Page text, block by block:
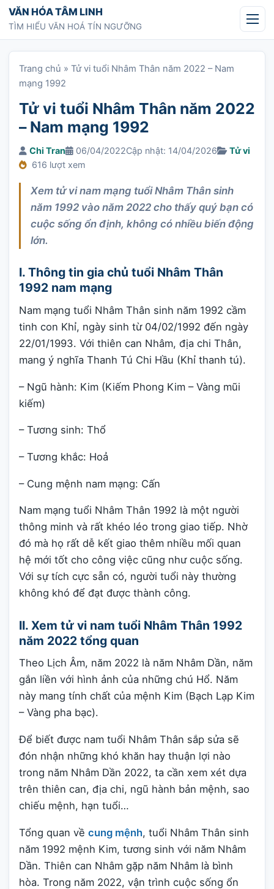
Chuyển tới nội dung
VĂN HÓA TÂM LINH
TÌM HIỂU VĂN HOÁ TÍN NGƯỠNG
Trang chủ » Tử vi tuổi Nhâm Thân năm 2022 – Nam
mạng 1992
Tử vi tuổi Nhâm Thân năm 2022
– Nam mạng 1992
Chi Tran 06/04/2022Cập nhật: 14/04/2026
Tử vi
616 lượt xem
Xem tử vi nam mạng tuổi Nhâm Thân sinh
năm 1992 vào năm 2022 cho thấy quý bạn có
cuộc sống ổn định, không có nhiều biến động
lớn.
I. Thông tin gia chủ tuổi Nhâm Thân
1992 nam mạng
Nam mạng tuổi Nhâm Thân sinh năm 1992 cầm
tinh con Khỉ, ngày sinh từ 04/02/1992 đến ngày
22/01/1993. Với thiên can Nhâm, địa chi Thân,
mang ý nghĩa Thanh Tú Chi Hầu (Khỉ thanh tú).
– Ngũ hành: Kim (Kiếm Phong Kim – Vàng mũi
kiếm)
– Tương sinh: Thổ
– Tương khắc: Hoả
– Cung mệnh nam mạng: Cấn
Nam mạng tuổi Nhâm Thân 1992 là một người
thông minh và rất khéo léo trong giao tiếp. Nhờ
đó mà họ rất dễ kết giao thêm nhiều mối quan
hệ mới tốt cho công việc cũng như cuộc sống.
Với sự tích cực sẵn có, người tuổi này thường
không khó để đạt được thành công.
II. Xem tử vi nam tuổi Nhâm Thân 1992
năm 2022 tổng quan
Theo Lịch Âm, năm 2022 là năm Nhâm Dần, năm
gắn liền với hình ảnh của những chú Hổ. Năm
này mang tính chất của mệnh Kim (Bạch Lạp Kim
– Vàng pha bạc).
Để biết được nam tuổi Nhâm Thân sắp sửa sẽ
đón nhận những khó khăn hay thuận lợi nào
trong năm Nhâm Dần 2022, ta cần xem xét dựa
trên thiên can, địa chi, ngũ hành bản mệnh, sao
chiếu mệnh, hạn tuổi…
Tổng quan về cung mệnh, tuổi Nhâm Thân sinh
năm 1992 mệnh Kim, tương sinh với năm Nhâm
Dần. Thiên can Nhâm gặp năm Nhâm là bình
hòa. Trong năm 2022, vận trình cuộc sống ổn